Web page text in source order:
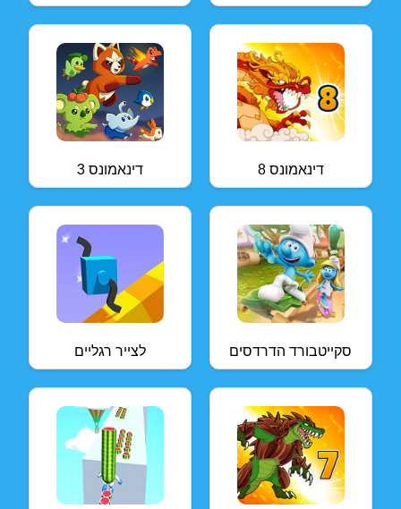
דינאמונס 3 דינאמונס 8
לצייר רגליים סקייטבורד הדרדסים